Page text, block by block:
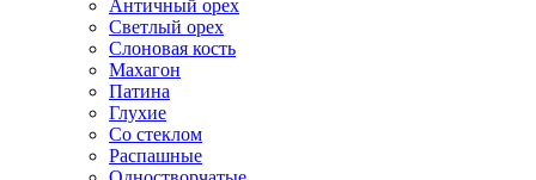
Античный орех
Светлый орех
Слоновая кость
Махагон
Патина
Глухие
Со стеклом
Распашные